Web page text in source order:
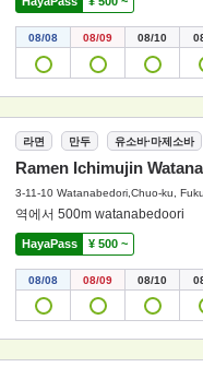
08/08 08/09 08/10
라면 만두 유소바·마제소바
Ramen Ichimujin
3-11-10 Watanabedori,Chuo-ku,
역에서 500m watanabedoori
HayaPass ¥ 500 ~
08/08 08/09 08/10